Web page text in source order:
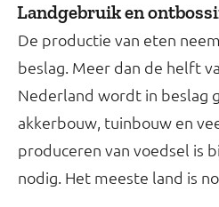
Landgebruik en
De productie van eten
beslag. Meer dan de helft
Nederland wordt in beslag
akkerbouw, tuinbouw en
produceren van voedsel is
nodig. Het meeste land is